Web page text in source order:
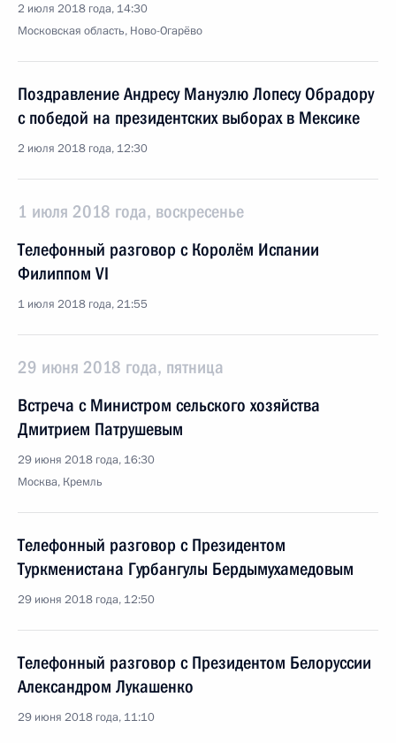
2 июля 2018 года, 14:30
Московская область, Ново-Огарёво
Поздравление Андресу Мануэлю Лопесу Обрадору
с победой на президентских выборах в Мексике
2 июля 2018 года, 12:30
1 июля 2018 года, воскресенье
Телефонный разговор с Королём Испании
Филиппом VI
1 июля 2018 года, 21:55
29 июня 2018 года, пятница
Встреча с Министром сельского хозяйства
Дмитрием Патрушевым
29 июня 2018 года, 16:30
Москва, Кремль
Телефонный разговор с Президентом
Туркменистана Гурбангулы Бердымухамедовым
29 июня 2018 года, 12:50
Телефонный разговор с Президентом Белоруссии
Александром Лукашенко
29 июня 2018 года, 11:10